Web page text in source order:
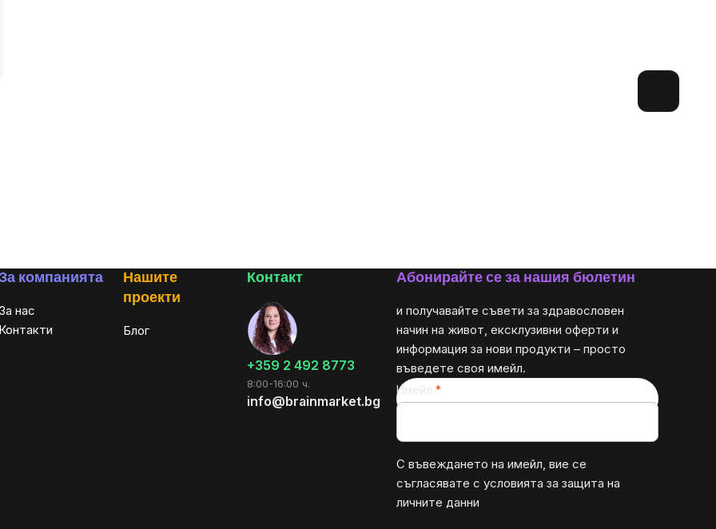
компанията
За нас
Контакти
Нашите
проекти
Блог
Контакт
+359 2 492 8773
8:00-16:00 ч.
info@brainmarket.bg
Абонирайте се за нашия бюлетин
и получавайте съвети за здравословен
начин на живот, ексклузивни оферти и
информация за нови продукти – просто
въведете своя имейл.
Имейл
С въвеждането на имейл, вие се
съгласявате с условията за защита на
личните данни